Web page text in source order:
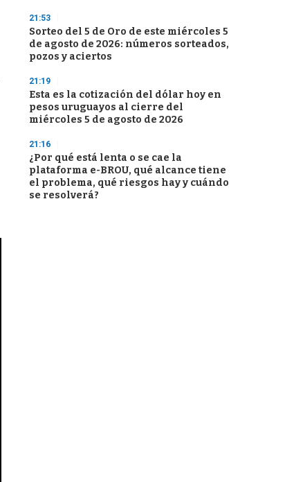
21:53
Sorteo del 5 de Oro de este miércoles 5
de agosto de 2026: números sorteados,
pozos y aciertos
21:19
Esta es la cotización del dólar hoy en
pesos uruguayos al cierre del
miércoles 5 de agosto de 2026
21:16
¿Por qué está lenta o se cae la
plataforma e-BROU, qué alcance tiene
el problema, qué riesgos hay y cuándo
se resolverá?